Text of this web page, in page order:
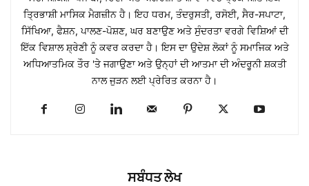
ਤ੍ਰਿਭਾਸ਼ੀ ਮਾਸਿਕ ਮੈਗਜ਼ੀਨ ਹੈ। ਇਹ ਧਰਮ, ਤੰਦਰੁਸਤੀ, ਰਸੋਈ, ਸੈਰ-ਸਪਾਟਾ,
ਸਿੱਖਿਆ, ਫੈਸ਼ਨ, ਪਾਲਣ-ਪੋਸ਼ਣ, ਘਰ ਬਣਾਉਣ ਅਤੇ ਸੁੰਦਰਤਾ ਵਰਗੇ ਵਿਸ਼ਿਆਂ ਦੀ
ਇੱਕ ਵਿਸ਼ਾਲ ਸ਼੍ਰੇਣੀ ਨੂੰ ਕਵਰ ਕਰਦਾ ਹੈ। ਇਸ ਦਾ ਉਦੇਸ਼ ਲੋਕਾਂ ਨੂੰ ਸਮਾਜਿਕ ਅਤੇ
ਅਧਿਆਤਮਿਕ ਤੌਰ 'ਤੇ ਜਗਾਉਣਾ ਅਤੇ ਉਨ੍ਹਾਂ ਦੀ ਆਤਮਾ ਦੀ ਅੰਦਰੂਨੀ ਸ਼ਕਤੀ
ਨਾਲ ਜੁੜਨ ਲਈ ਪ੍ਰੇਰਿਤ ਕਰਨਾ ਹੈ।
ਸਬੰਧਤ ਲੇਖ